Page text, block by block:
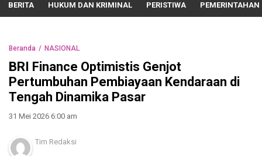
BERITA HUKUM DAN KRIMINAL PERISTIWA PEMERINTAHAN
Beranda NASIONAL
BRI Finance Optimistis Genjot
Pertumbuhan Pembiayaan Kendaraan di
Tengah Dinamika Pasar
31 Mei 2026 6:00 am
Tim Redaksi